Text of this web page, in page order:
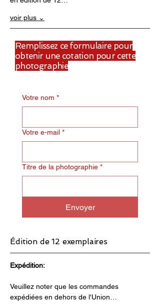
voir plus ⌄
Remplissez ce formulaire pour
obtenir une cotation pour cette
photographie
Votre nom *
Votre e-mail *
Titre de la photographie *
Envoyer
Édition de 12 exemplaires
Expédition:
Veuillez noter que les commandes
expédiées en dehors de l'Union…